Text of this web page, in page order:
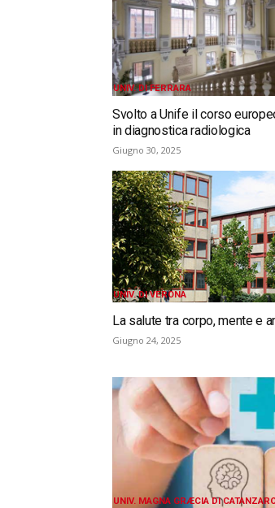
UNIV. DI FERRARA
Svolto a Unife il corso
in diagnostica radiologica
Giugno 30, 2025
UNIV. DI VERONA
La salute tra corpo, mente e
Giugno 24, 2025
UNIV. MAGNA GRÆCIA DI